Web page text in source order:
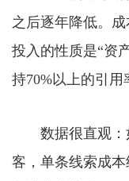
之后逐年降低。
投入的性质是“资
持70%以上的引用
数据很直观：
客，单条线索成本